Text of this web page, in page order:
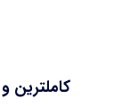
کاملترین